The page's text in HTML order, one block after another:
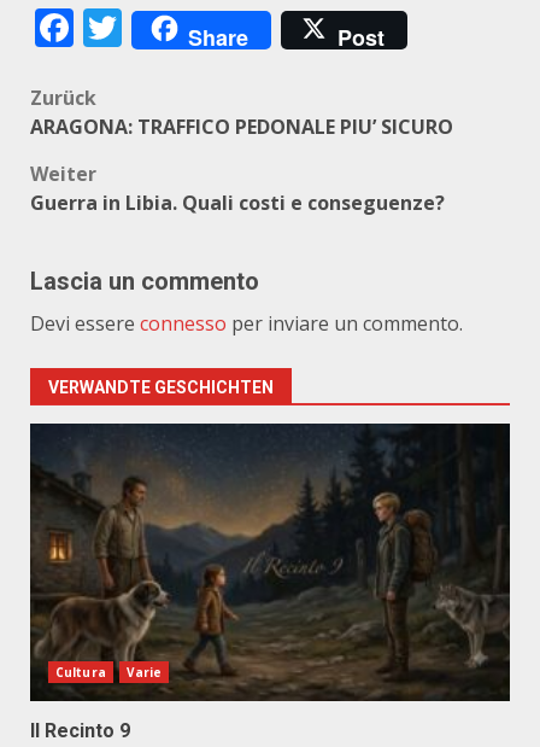
Facebook
Twitter
Share Post
Beitragsnavigation
Zurück
ARAGONA: TRAFFICO PEDONALE PIU’ SICURO
Weiter
Guerra in Libia. Quali costi e conseguenze?
Lascia un commento
Devi essere connesso per inviare un commento.
VERWANDTE GESCHICHTEN
Cultura Varie
Il Recinto 9